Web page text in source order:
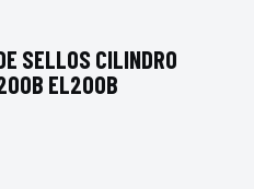
SELLOS CILINDRO
EL200B